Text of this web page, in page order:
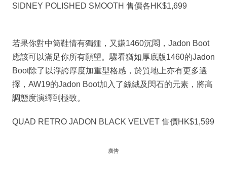
SIDNEY POLISHED SMOOTH 售價各HK$1,699
若果你對中筒鞋情有獨鍾，又嫌1460沉悶，Jadon Boot
應該可以滿足你所有願望。驟看猶如厚底版1460的Jadon
Boot除了以浮誇厚度加重型格感，於質地上亦有更多選
擇，AW19的Jadon Boot加入了絲絨及閃石的元素，將高
調態度演繹到極致。
QUAD RETRO JADON BLACK VELVET 售價HK$1,599
廣告